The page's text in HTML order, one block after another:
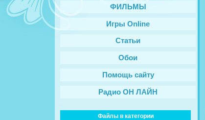
ФИЛЬМЫ
Игры Online
Статьи
Обои
Помощь сайту
Радио ОН ЛАЙН
Файлы в категории